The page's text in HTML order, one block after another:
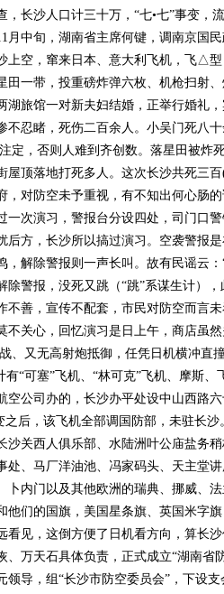
长沙人口计三十万，“七•七”事变，
中旬，湖南省主席何键，调南京国民
上空，窜来日本、意大利飞机，飞△
田一带，投重磅炸弹六枚、机枪扫射
湖旅馆一对新夫妇结婚，正举行婚礼
不忍睹，死伤二百余人。小吴门死八
定，否则人难到齐创数。落星田被炸
屋顶落地打死多人。这次长沙共死三
，对防空未予重视，有不知出何心肠
一次演习，警报台分设四处，司门口
后方，长沙所以搞过演习。空袭警报
，解除警报则一声长叫。故有民谣云
除警报，没死又跳（“跳”系谋生计）
不善，宣传不配套，市民对防空而言
不关心，回忆演习是日上午，商店虽
、又无高射炮抵御，任凭日机横冲直
有“可塞”飞机、“林可克”飞机、摩斯
空公司办的，长沙办平处设中山西路
之后，该飞机全部调国防部，未驻长
沙关西人俱乐部、水陆洲叶公庙盐务
处、马厂洋油池、冯家码头、天主堂
卜内门以及其他欧洲的瑞典、挪威、
他们的国旗，美国星条旗、英国米字
看见，这倒方便了日机看方向，算长
、万天石具体负责，正式成立“湖南省
领导，组“长沙市防空委员会”，下设